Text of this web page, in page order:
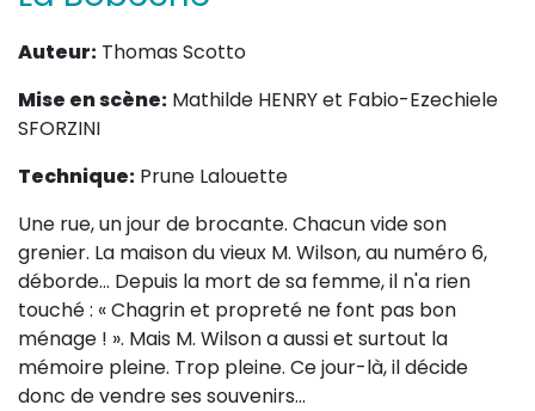
(Portraits, actions, collaborations)
Sur l’étagère
(Documents, études, publications)
Auteur: Thomas Scotto
Mise en scène: Mathilde HENRY et Fabio-Ezechiele
SFORZINI
Technique: Prune Lalouette
Une rue, un jour de brocante. Chacun vide son
grenier. La maison du vieux M. Wilson, au numéro 6,
déborde... Depuis la mort de sa femme, il n'a rien
touché : « Chagrin et propreté ne font pas bon
ménage ! ». Mais M. Wilson a aussi et surtout la
mémoire pleine. Trop pleine. Ce jour-là, il décide
donc de vendre ses souvenirs...